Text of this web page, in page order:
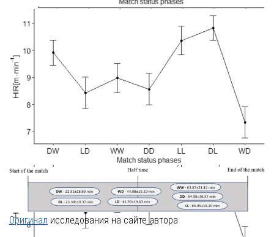
Оригинал исследования на сайте автора